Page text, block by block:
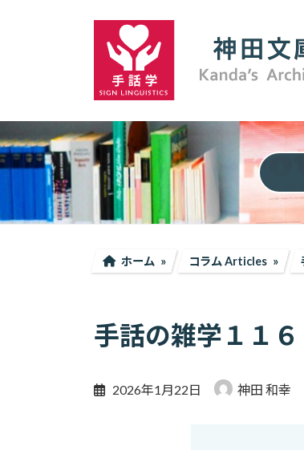
ス
キ
ッ
ン
に
移
ホーム コラム Articles
手話の雑学１１
2026年1月22日 神田 和幸